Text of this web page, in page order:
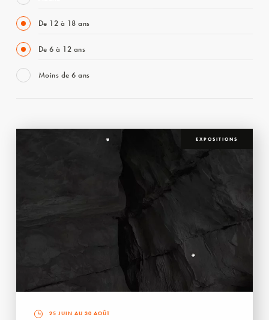
De 12 à 18 ans
De 6 à 12 ans
Moins de 6 ans
EXPOSITIONS
25 JUIN AU 30 AOÛT